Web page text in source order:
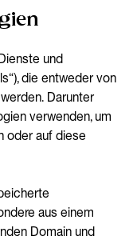
und
die entweder von
Darunter
verwenden, um
oder auf diese
aus einem
Domain und